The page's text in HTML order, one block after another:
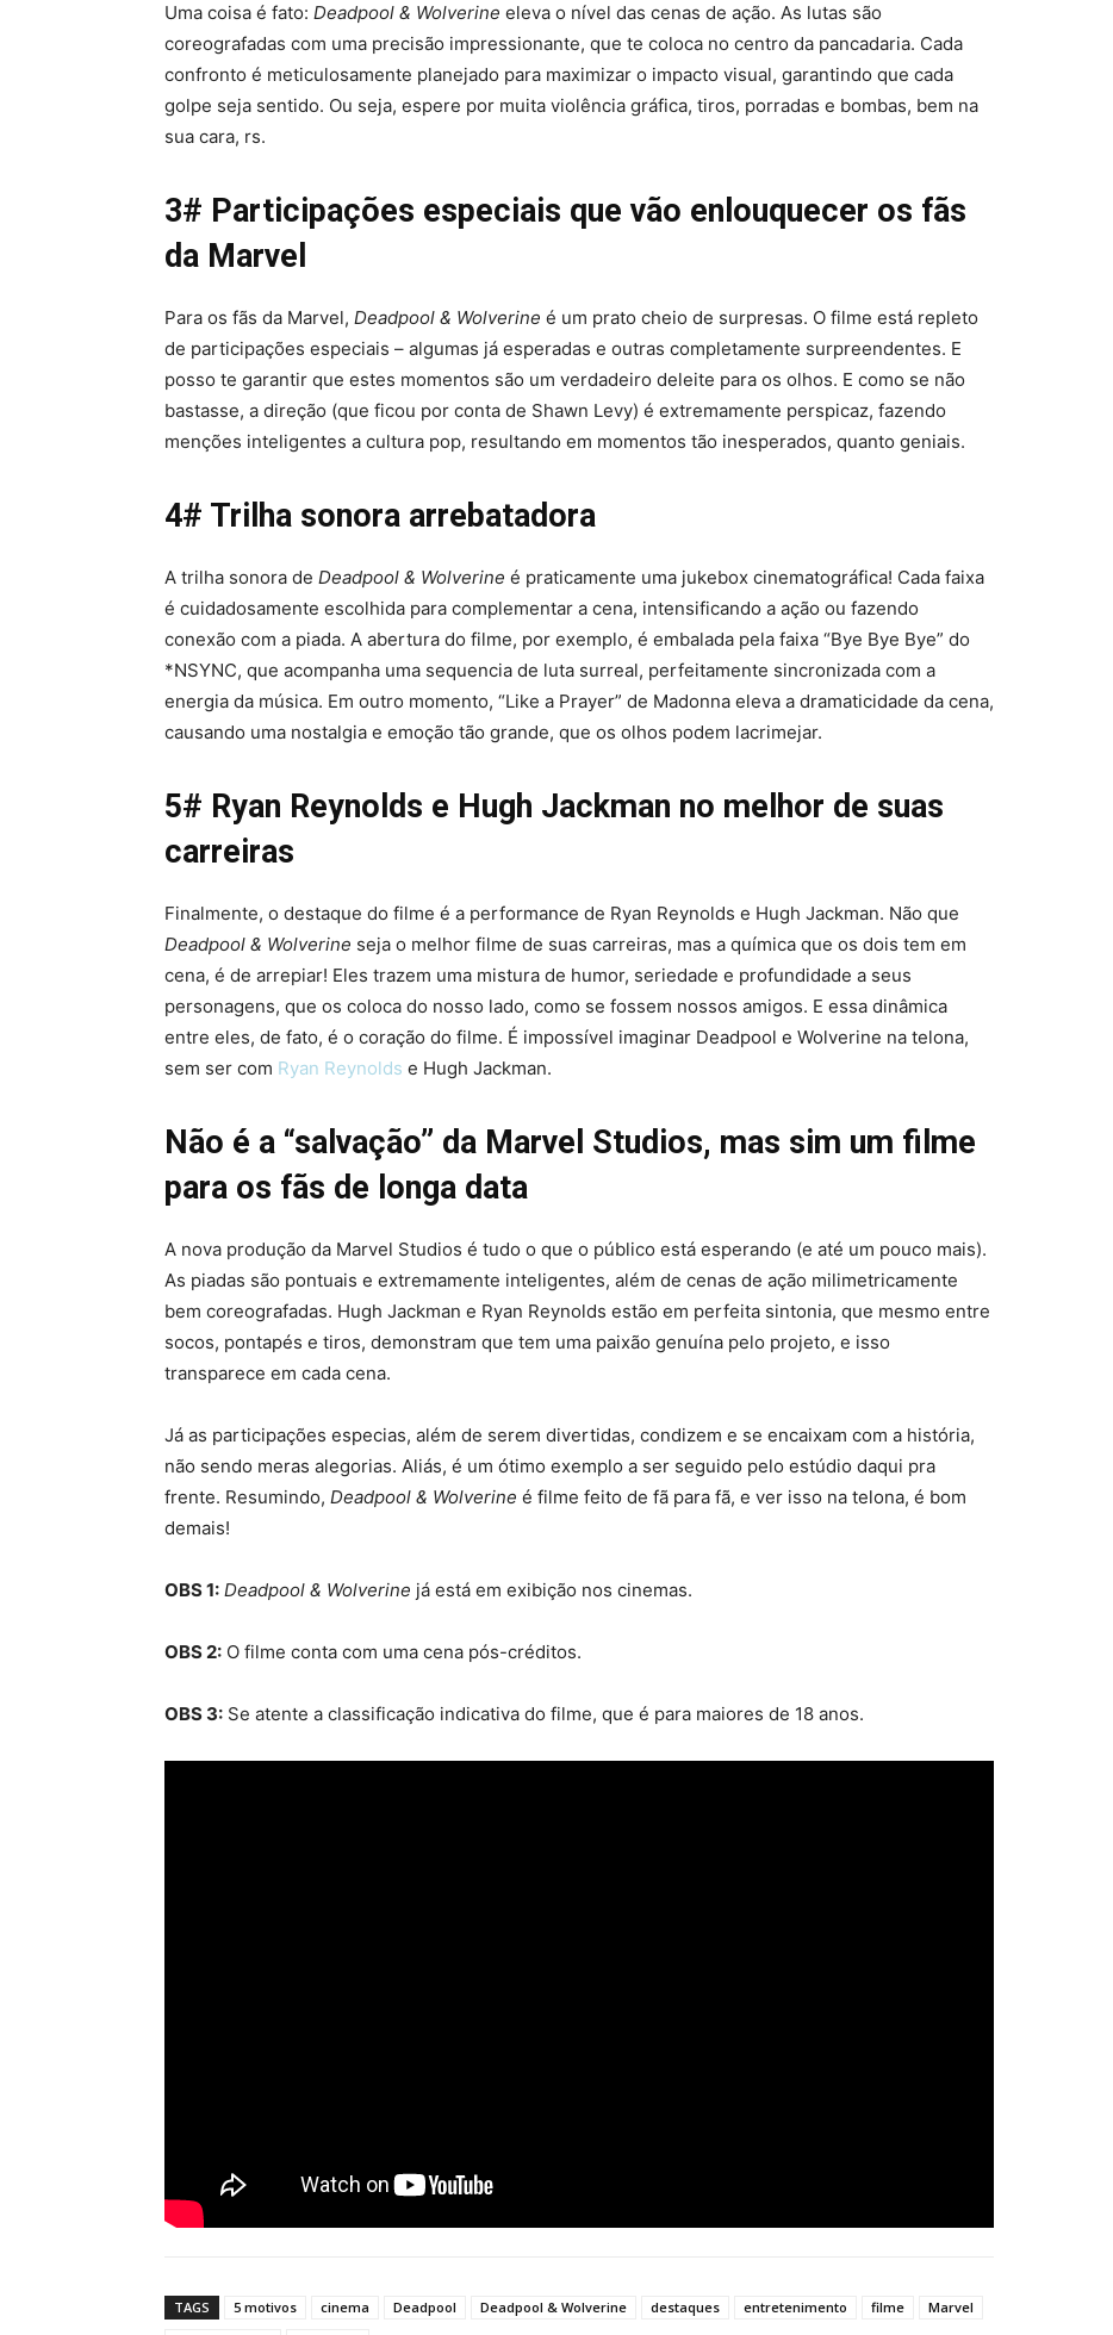
Uma coisa é fato: Deadpool & Wolverine eleva o nível das cenas de ação. As lutas são
coreografadas com uma precisão impressionante, que te coloca no centro da pancadaria. Cada
confronto é meticulosamente planejado para maximizar o impacto visual, garantindo que cada
golpe seja sentido. Ou seja, espere por muita violência gráfica, tiros, porradas e bombas, bem na
sua cara, rs.
3# Participações especiais que vão enlouquecer os fãs
da Marvel
Para os fãs da Marvel, Deadpool & Wolverine é um prato cheio de surpresas. O filme está repleto
de participações especiais – algumas já esperadas e outras completamente surpreendentes. E
posso te garantir que estes momentos são um verdadeiro deleite para os olhos. E como se não
bastasse, a direção (que ficou por conta de Shawn Levy) é extremamente perspicaz, fazendo
menções inteligentes a cultura pop, resultando em momentos tão inesperados, quanto geniais.
4# Trilha sonora arrebatadora
A trilha sonora de Deadpool & Wolverine é praticamente uma jukebox cinematográfica! Cada faixa
é cuidadosamente escolhida para complementar a cena, intensificando a ação ou fazendo
conexão com a piada. A abertura do filme, por exemplo, é embalada pela faixa “Bye Bye Bye” do
*NSYNC, que acompanha uma sequencia de luta surreal, perfeitamente sincronizada com a
energia da música. Em outro momento, “Like a Prayer” de Madonna eleva a dramaticidade da cena,
causando uma nostalgia e emoção tão grande, que os olhos podem lacrimejar.
5# Ryan Reynolds e Hugh Jackman no melhor de suas
carreiras
Finalmente, o destaque do filme é a performance de Ryan Reynolds e Hugh Jackman. Não que
Deadpool & Wolverine seja o melhor filme de suas carreiras, mas a química que os dois tem em
cena, é de arrepiar! Eles trazem uma mistura de humor, seriedade e profundidade a seus
personagens, que os coloca do nosso lado, como se fossem nossos amigos. E essa dinâmica
entre eles, de fato, é o coração do filme. É impossível imaginar Deadpool e Wolverine na telona,
sem ser com Ryan Reynolds e Hugh Jackman.
Não é a “salvação” da Marvel Studios, mas sim um filme
para os fãs de longa data
A nova produção da Marvel Studios é tudo o que o público está esperando (e até um pouco mais).
As piadas são pontuais e extremamente inteligentes, além de cenas de ação milimetricamente
bem coreografadas. Hugh Jackman e Ryan Reynolds estão em perfeita sintonia, que mesmo entre
socos, pontapés e tiros, demonstram que tem uma paixão genuína pelo projeto, e isso
transparece em cada cena.
Já as participações especias, além de serem divertidas, condizem e se encaixam com a história,
não sendo meras alegorias. Aliás, é um ótimo exemplo a ser seguido pelo estúdio daqui pra
frente. Resumindo, Deadpool & Wolverine é filme feito de fã para fã, e ver isso na telona, é bom
demais!
OBS 1: Deadpool & Wolverine já está em exibição nos cinemas.
OBS 2: O filme conta com uma cena pós-créditos.
OBS 3: Se atente a classificação indicativa do filme, que é para maiores de 18 anos.
TAGS 5 motivos cinema Deadpool Deadpool & Wolverine destaques entretenimento filme
Marvel